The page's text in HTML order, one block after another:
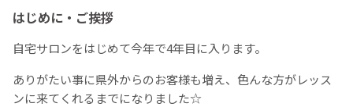
はじめに・ご挨拶
自宅サロンをはじめて今年で4年目に入ります。
ありがたい事に県外からのお客様も増え、色んな方がレッス
ンに来てくれるまでになりました☆